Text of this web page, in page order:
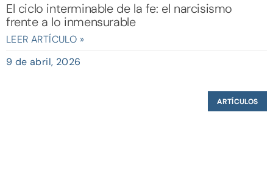
El ciclo interminable de la fe: el narcisismo
frente a lo inmensurable
LEER ARTÍCULO »
9 de abril, 2026
ARTÍCULOS